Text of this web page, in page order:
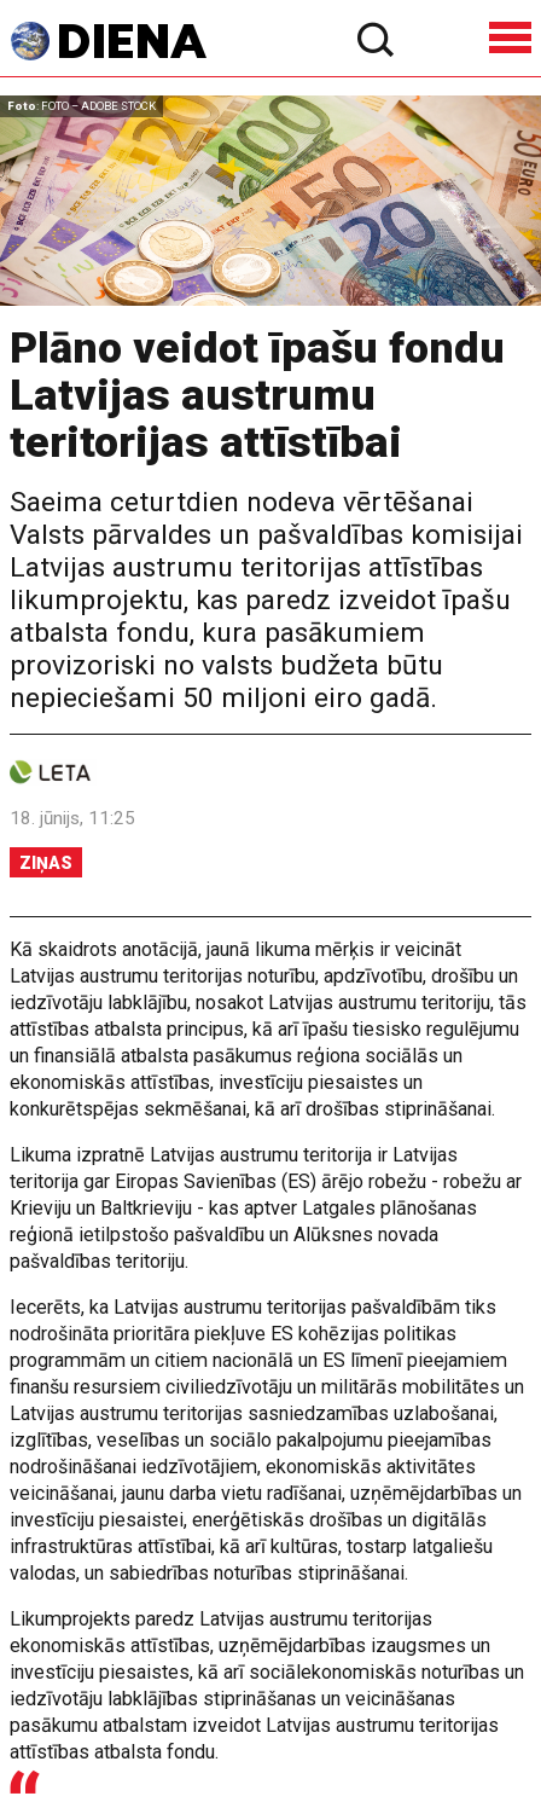
Foto: FOTO – ADOBE STOCK
Plāno veidot īpašu fondu
Latvijas austrumu
teritorijas attīstībai
Saeima ceturtdien nodeva vērtēšanai
Valsts pārvaldes un pašvaldības komisijai
Latvijas austrumu teritorijas attīstības
likumprojektu, kas paredz izveidot īpašu
atbalsta fondu, kura pasākumiem
provizoriski no valsts budžeta būtu
nepieciešami 50 miljoni eiro gadā.
18. jūnijs, 11:25
ZIŅAS
Kā skaidrots anotācijā, jaunā likuma mērķis ir veicināt
Latvijas austrumu teritorijas noturību, apdzīvotību, drošību un
iedzīvotāju labklājību, nosakot Latvijas austrumu teritoriju, tās
attīstības atbalsta principus, kā arī īpašu tiesisko regulējumu
un finansiālā atbalsta pasākumus reģiona sociālās un
ekonomiskās attīstības, investīciju piesaistes un
konkurētspējas sekmēšanai, kā arī drošības stiprināšanai.
Likuma izpratnē Latvijas austrumu teritorija ir Latvijas
teritorija gar Eiropas Savienības (ES) ārējo robežu - robežu ar
Krieviju un Baltkrieviju - kas aptver Latgales plānošanas
reģionā ietilpstošo pašvaldību un Alūksnes novada
pašvaldības teritoriju.
Iecerēts, ka Latvijas austrumu teritorijas pašvaldībām tiks
nodrošināta prioritāra piekļuve ES kohēzijas politikas
programmām un citiem nacionālā un ES līmenī pieejamiem
finanšu resursiem civiliedzīvotāju un militārās mobilitātes un
Latvijas austrumu teritorijas sasniedzamības uzlabošanai,
izglītības, veselības un sociālo pakalpojumu pieejamības
nodrošināšanai iedzīvotājiem, ekonomiskās aktivitātes
veicināšanai, jaunu darba vietu radīšanai, uzņēmējdarbības un
investīciju piesaistei, enerģētiskās drošības un digitālās
infrastruktūras attīstībai, kā arī kultūras, tostarp latgaliešu
valodas, un sabiedrības noturības stiprināšanai.
Likumprojekts paredz Latvijas austrumu teritorijas
ekonomiskās attīstības, uzņēmējdarbības izaugsmes un
investīciju piesaistes, kā arī sociālekonomiskās noturības un
iedzīvotāju labklājības stiprināšanas un veicināšanas
pasākumu atbalstam izveidot Latvijas austrumu teritorijas
attīstības atbalsta fondu.